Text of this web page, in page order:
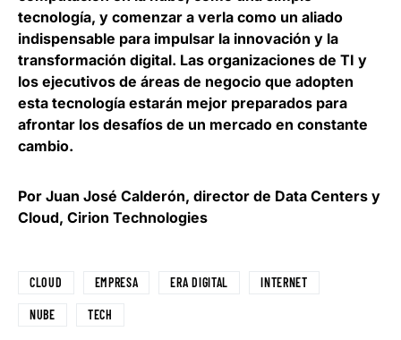
tecnología, y comenzar a verla como un aliado
indispensable para impulsar la innovación y la
transformación digital. Las organizaciones de TI y
los ejecutivos de áreas de negocio que adopten
esta tecnología estarán mejor preparados para
afrontar los desafíos de un mercado en constante
cambio.
Por Juan José Calderón, director de Data Centers y
Cloud, Cirion Technologies
CLOUD EMPRESA ERA DIGITAL INTERNET
NUBE TECH